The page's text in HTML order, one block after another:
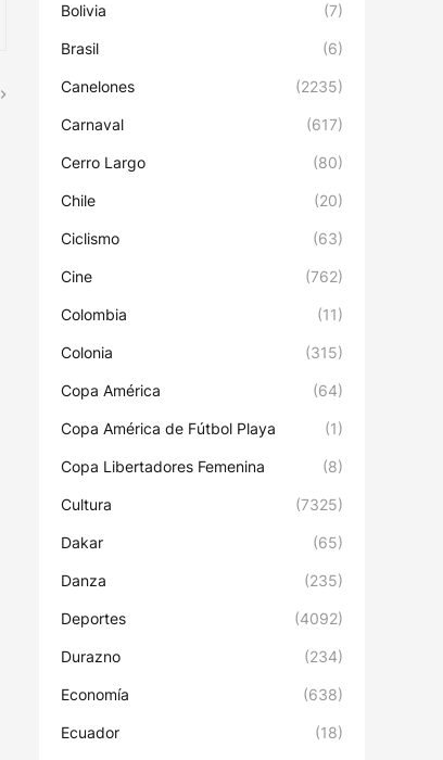
Bolivia (7)
Brasil (6)
Canelones (2235)
Carnaval (617)
Cerro Largo (80)
Chile (20)
Ciclismo (63)
Cine (762)
Colombia (11)
Colonia (315)
Copa América (64)
Copa América de Fútbol Playa (1)
Copa Libertadores Femenina (8)
Cultura (7325)
Dakar (65)
Danza (235)
Deportes (4092)
Durazno (234)
Economía (638)
Ecuador (18)